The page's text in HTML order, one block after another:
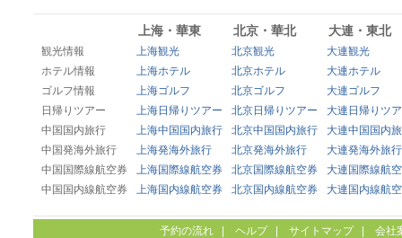
上海・華東 北京・華北 大連・東北
観光情報 上海観光 北京観光
大連観光
ホテル情報
上海ホテル 北京ホテル
大連ホテル
ゴルフ情報
上海ゴルフ 北京ゴルフ
大連ゴルフ
日帰りツアー
上海日帰りツアー 北京日帰りツアー
大連日帰りツ
中国国内旅行
上海中国国内旅行 北京中国国内旅行
大連中国国内
中国発海外旅行
上海発海外旅行 北京発海外旅行
大連発海外旅行
中国国際線航空券
上海国際線航空券 北京国際線航空券
大連国際線航
中国国内線航空券
上海国内線航空券 北京国内線航空券 大連国内線航
予約の流れ ヘルプ| サイトマップ| 会社